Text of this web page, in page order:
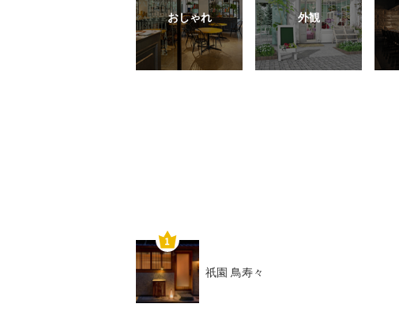
おしゃれ 外観
祇園 鳥寿々